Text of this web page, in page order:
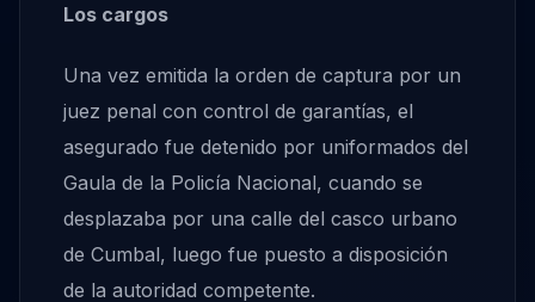
Los cargos
Una vez emitida la orden de captura por un
juez penal con control de garantías, el
asegurado fue detenido por uniformados del
Gaula de la Policía Nacional, cuando se
desplazaba por una calle del casco urbano
de Cumbal, luego fue puesto a disposición
de la autoridad competente.